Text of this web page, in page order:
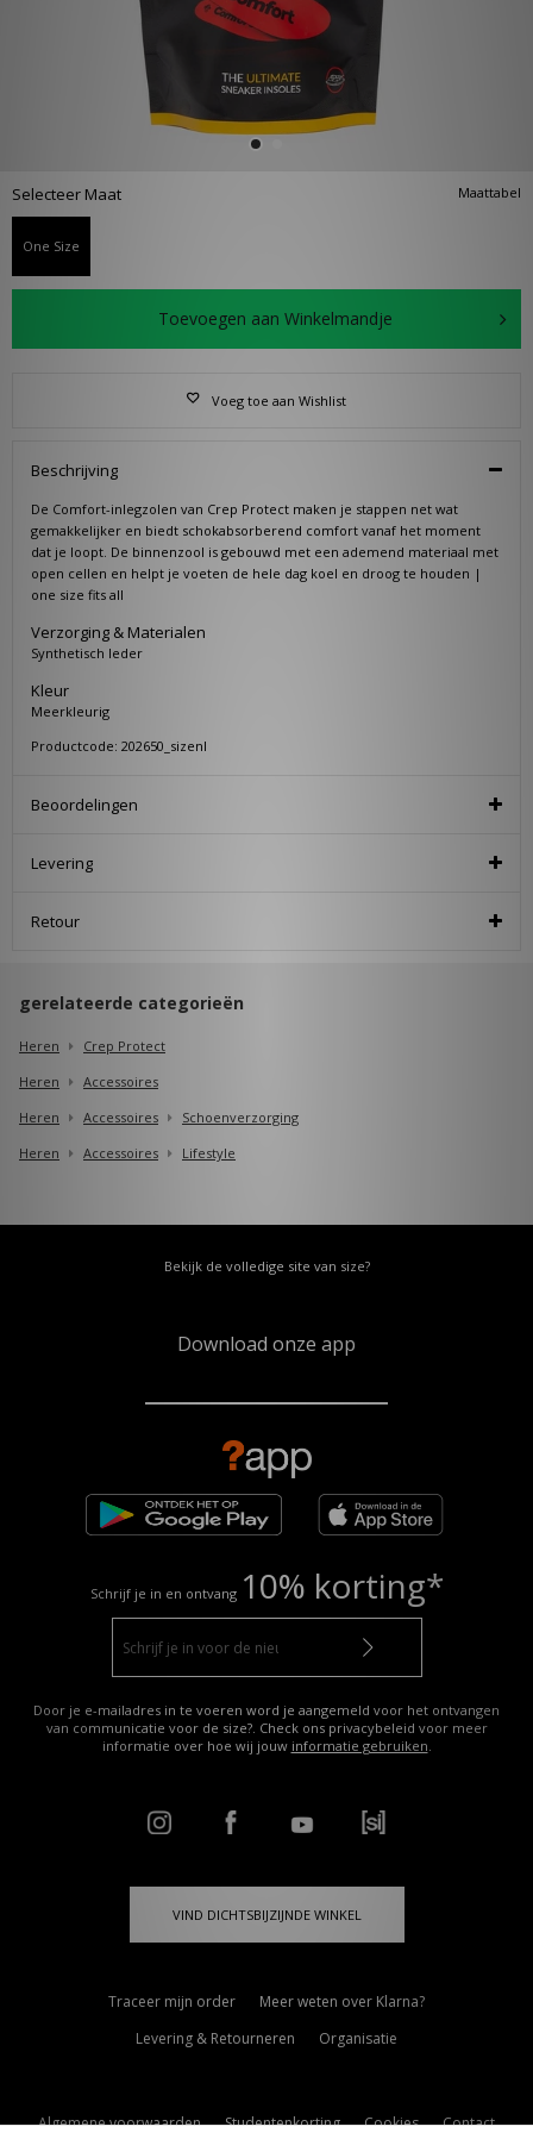
Maattabel
Selecteer Maat
One Size
Toevoegen aan Winkelmandje
Voeg toe aan Wishlist
Beschrijving
De Comfort-inlegzolen van Crep Protect maken je stappen net wat
gemakkelijker en biedt schokabsorberend comfort vanaf het moment
dat je loopt. De binnenzool is gebouwd met een ademend materiaal met
open cellen en helpt je ​​voeten de hele dag koel en droog te houden |
one size fits all
Verzorging & Materialen
Synthetisch leder
Kleur
Meerkleurig
Productcode: 202650_sizenl
Beoordelingen
Levering
Retour
gerelateerde categorieën
Heren
Crep Protect
Heren
Accessoires
Heren
Accessoires
Schoenverzorging
Heren
Accessoires Lifestyle
Bekijk de volledige site van size?
Download onze app
Schrijf je in en ontvang 10% korting*
Door je e-mailadres in te voeren word je aangemeld voor het ontvangen
van communicatie voor de size?. Check ons privacybeleid voor meer
informatie over hoe wij jouw informatie gebruiken.
VIND DICHTSBIJZIJNDE WINKEL
Traceer mijn order
Meer weten over Klarna?
Levering & Retourneren
Organisatie
Algemene voorwaarden Studentenkorting Cookies Contact